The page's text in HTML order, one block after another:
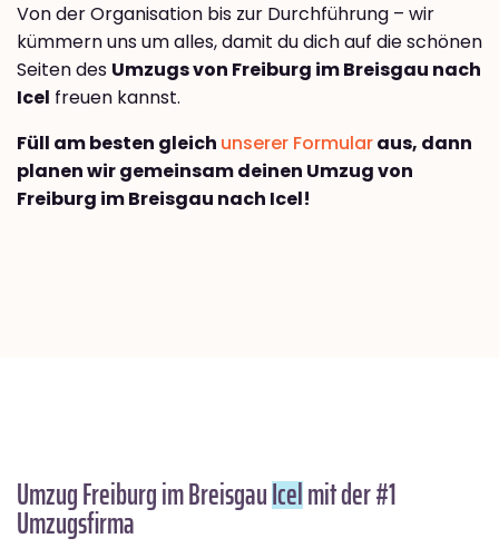
Von der Organisation bis zur Durchführung – wir
kümmern uns um alles, damit du dich auf die schönen
Seiten des Umzugs von Freiburg im Breisgau nach
Icel freuen kannst.
Füll am besten gleich unserer Formularaus, dann
planen wir gemeinsam deinen Umzug von
Freiburg im Breisgau nach Icel!
Umzug Freiburg im BreisgauIcelmit der #1
Umzugsfirma